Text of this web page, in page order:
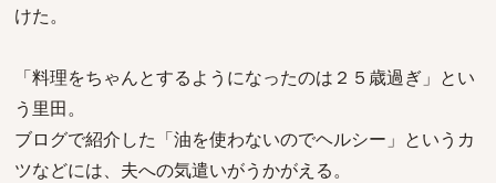
けた。
「料理をちゃんとするようになったのは２５歳過ぎ」とい
う里田。
ブログで紹介した「油を使わないのでヘルシー」というカ
ツなどには、夫への気遣いがうかがえる。